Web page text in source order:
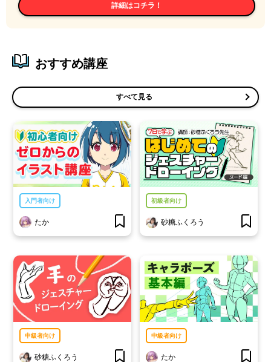
詳細はコチラ！
おすすめ講座
すべて見る
入門者向け
たか
初級者向け
砂糖ふくろう
中級者向け
砂糖ふくろう
中級者向け
たか